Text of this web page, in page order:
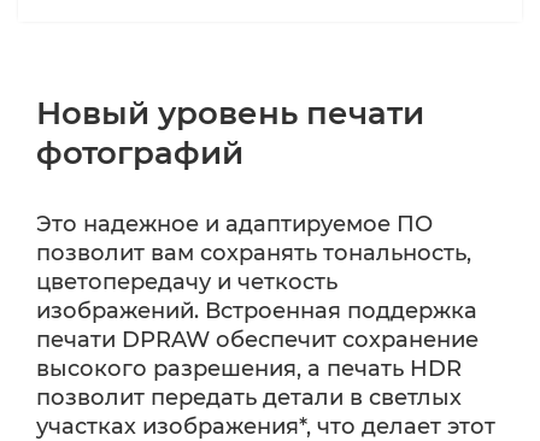
Новый уровень печати
фотографий
Это надежное и адаптируемое ПО
позволит вам сохранять тональность,
цветопередачу и четкость
изображений. Встроенная поддержка
печати DPRAW обеспечит сохранение
высокого разрешения, а печать HDR
позволит передать детали в светлых
участках изображения*, что делает этот